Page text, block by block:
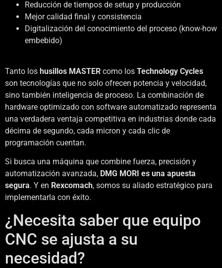
Reducción de tiempos de setup y producción
Mejor calidad final y consistencia
Digitalización del conocimiento del proceso (know-how
embebido)
Tanto los husillos MASTER como los Technology Cycles
son tecnologías que no solo ofrecen potencia y velocidad,
sino también inteligencia de proceso. La combinación de
hardware optimizado con software automatizado representa
una verdadera ventaja competitiva en industrias donde cada
décima de segundo, cada micron y cada clic de
programación cuentan.
Si busca una máquina que combine fuerza, precisión y
automatización avanzada, DMG MORI es una apuesta
segura. Y en Rexcomach, somos su aliado estratégico para
implementarla con éxito.
¿Necesita saber que equipo
CNC se ajusta a su
necesidad?